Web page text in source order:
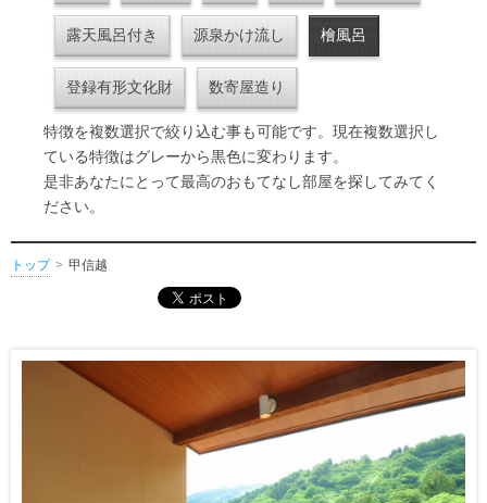
露天風呂付き 源泉かけ流し 檜風呂
登録有形文化財 数寄屋造り
特徴を複数選択で絞り込む事も可能です。現在複数選択し
ている特徴はグレーから黒色に変わります。
是非あなたにとって最高のおもてなし部屋を探してみてく
ださい。
トップ 甲信越